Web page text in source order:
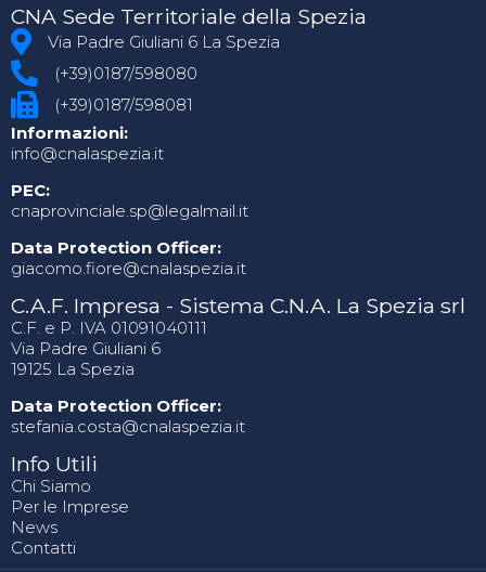
CNA Sede Territoriale della Spezia
Via Padre Giuliani 6 La Spezia
(+39)0187/598080
(+39)0187/598081
Informazioni:
info@cnalaspezia.it
PEC:
cnaprovinciale.sp@legalmail.it
Data Protection Officer:
giacomo.fiore@cnalaspezia.it
C.A.F. Impresa - Sistema C.N.A. La Spezia srl
C.F. e P. IVA 01091040111
Via Padre Giuliani 6
19125 La Spezia
Data Protection Officer:
stefania.costa@cnalaspezia.it
Info Utili
Chi Siamo
Per le Imprese
News
Contatti